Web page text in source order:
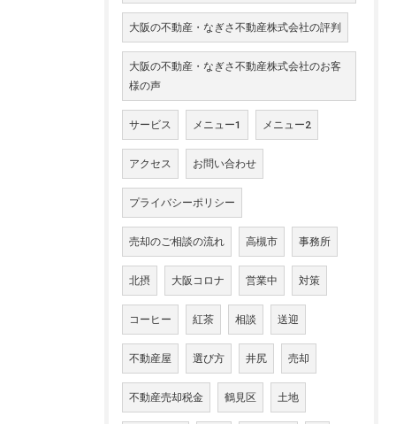
大阪の不動産・なぎさ不動産株式会社の評判
大阪の不動産・なぎさ不動産株式会社のお客
様の声
サービス メニュー1 メニュー2
アクセス お問い合わせ
プライバシーポリシー
売却のご相談の流れ 高槻市 事務所
北摂 大阪コロナ 営業中 対策
コーヒー 紅茶 相談 送迎
不動産屋 選び方 井尻 売却
不動産売却税金 鶴見区 土地